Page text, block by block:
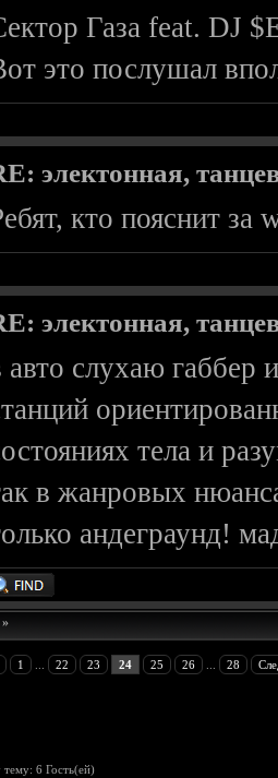
Газа feat. DJ
это послушал
электонная,
кто пояснит за
электонная,
авто слухаю габбер
тела и
в жанровых
андеграунд!
»
1 22 23 24 25 26 28
тему: 6 Гость(ей)